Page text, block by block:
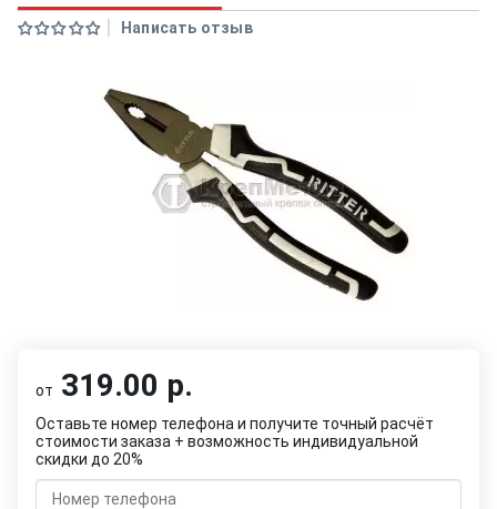
Написать отзыв
от 319.00 р.
Оставьте номер телефона и получите точный расчёт
стоимости заказа + возможность индивидуальной
скидки до 20%